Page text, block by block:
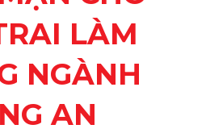
LÀM
NGÀNH
AN